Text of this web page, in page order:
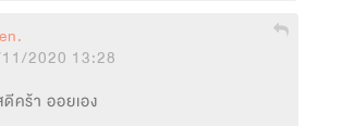
2020 13:28
คร้า ออยเอง